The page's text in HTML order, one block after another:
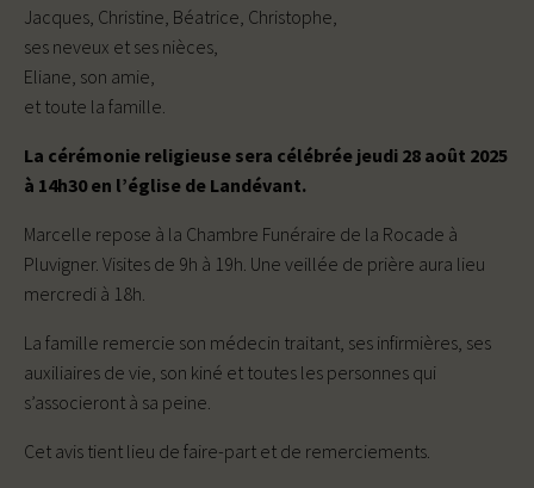
Jacques, Christine, Béatrice, Christophe,
ses neveux et ses nièces,
Eliane, son amie,
et toute la famille.
La cérémonie religieuse sera célébrée jeudi 28 août 2025
à 14h30 en l’église de Landévant.
Marcelle repose à la Chambre Funéraire de la Rocade à
Pluvigner. Visites de 9h à 19h. Une veillée de prière aura lieu
mercredi à 18h.
La famille remercie son médecin traitant, ses infirmières, ses
auxiliaires de vie, son kiné et toutes les personnes qui
s’associeront à sa peine.
Cet avis tient lieu de faire-part et de remerciements.